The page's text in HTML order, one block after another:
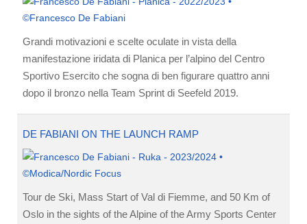
Grandi motivazioni e scelte oculate in vista della
manifestazione iridata di Planica per l’alpino del Centro
Sportivo Esercito che sogna di ben figurare quattro anni
dopo il bronzo nella Team Sprint di Seefeld 2019.
DE FABIANI ON THE LAUNCH RAMP
Tour de Ski, Mass Start of Val di Fiemme, and 50 Km of
Oslo in the sights of the Alpine of the Army Sports Center